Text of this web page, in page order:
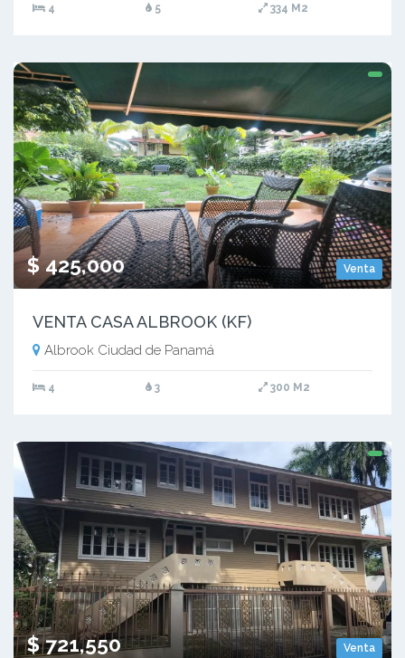
4 5 334 M2
Venta
$ 425,000
VENTA CASA ALBROOK (KF)
Albrook Ciudad de Panamá
4 3 300 M2
Venta
$ 721,550